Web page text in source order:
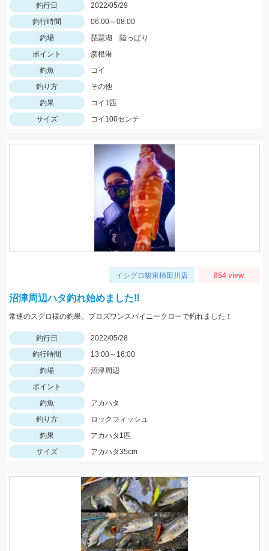
釣行日
2022/05/29
釣行時間
06:00～08:00
釣場
琵琶湖 陸っぱり
ポイント
彦根港
釣魚
コイ
釣り方
その他
釣果
コイ1匹
サイズ
コイ100センチ
イシグロ駿東柿田川店 854 view
沼津周辺ハタ釣れ始めました‼
常連のスグロ様の釣果。プロズワンスパイニークローで釣れました！
釣行日
2022/05/28
釣行時間
13:00～16:00
釣場
沼津周辺
ポイント
釣魚
アカハタ
釣り方
ロックフィッシュ
釣果
アカハタ1匹
サイズ
アカハタ35cm